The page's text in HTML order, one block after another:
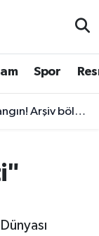
Spor
duman kapladı